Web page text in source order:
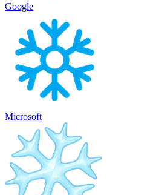
Google
Microsoft